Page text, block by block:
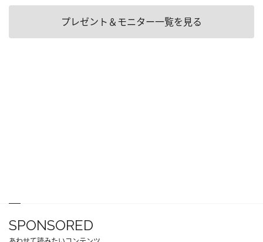
プレゼント＆モニター一覧を見る
SPONSORED